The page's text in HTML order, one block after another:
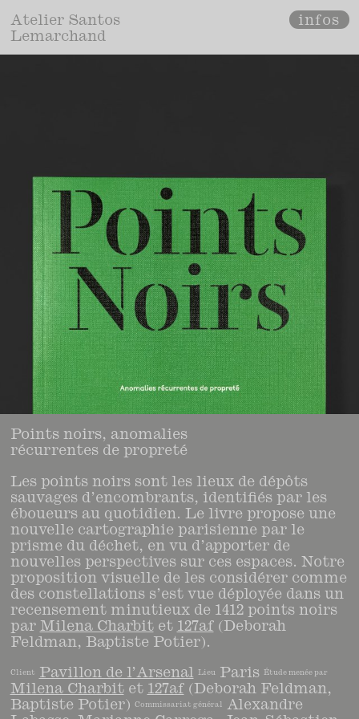
Points noirs, anomalies
récurrentes de propreté
Les points noirs sont les lieux de dépôts
sauvages d’encombrants, identifiés par les
éboueurs au quotidien. Le livre propose une
nouvelle cartographie parisienne par le
prisme du déchet, en vu d’apporter de
nouvelles perspectives sur ces espaces. Notre
proposition visuelle de les considérer comme
des constellations s’est vue déployée dans un
recensement minutieux de 1412 points noirs
par Milena Charbitet 127af(Deborah
Feldman, Baptiste Potier).
Client Pavillon de l’Arsenal LieuParis Étude menée par
Milena Charbitet 127af(Deborah Feldman,
Baptiste Potier)
Commissariat général
Alexandre
Atelier Santos
Lemarchand
infos